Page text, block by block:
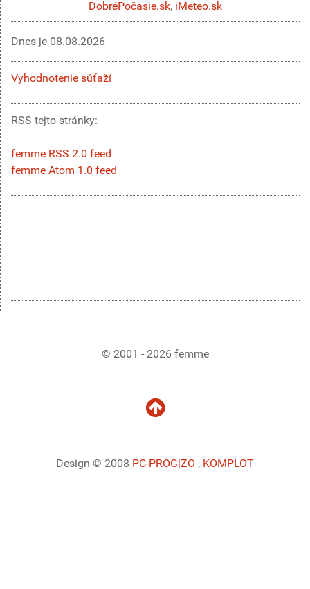
DobréPočasie.sk, iMeteo.sk
Dnes je 08.08.2026
Vyhodnotenie súťaží
RSS tejto stránky:
femme RSS 2.0 feed
femme Atom 1.0 feed
© 2001 - 2026 femme
Design © 2008 PC-PROG|ZO , KOMPLOT